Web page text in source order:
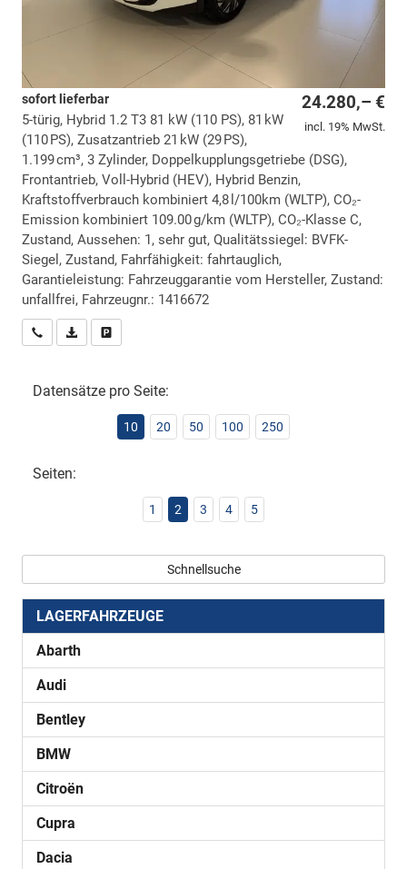
24.280,– €
incl. 19% MwSt.
sofort lieferbar
5-türig, Hybrid 1.2 T3 81 kW (110 PS), 81 kW
(110 PS), Zusatzantrieb 21 kW (29 PS),
1.199 cm³, 3 Zylinder, Doppelkupplungsgetriebe (DSG),
Frontantrieb, Voll-Hybrid (HEV), Hybrid Benzin,
Kraftstoffverbrauch kombiniert 4,8 l/100km (WLTP), CO₂-
Emission kombiniert 109.00 g/km (WLTP), CO₂-Klasse C,
Zustand, Aussehen: 1, sehr gut, Qualitätssiegel: BVFK-
Siegel, Zustand, Fahrfähigkeit: fahrtauglich,
Garantieleistung: Fahrzeuggarantie vom Hersteller, Zustand:
unfallfrei, Fahrzeugnr.: 1416672
Wir rufen Sie anPDF-Datei, Fahrzeugexposé drucken
Datensätze pro Seite:
10 20 50 100 250
Seiten:
1 2 3 4 5
Schnellsuche
LAGERFAHRZEUGE
Abarth
Audi
Bentley
BMW
Citroën
Cupra
Dacia